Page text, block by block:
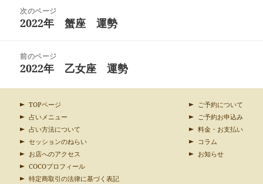
次のページ
前
稿:
2022年 蟹座 運勢
前のページ
次
投
稿:
2022年 乙女座 運勢
TOPページ
占いメニュー
占い方法について
セッションのねらい
お店へのアクセス
COCOプロフィール
ご予約について
ご予約お申込み
料金・お支払い
コラム
お知らせ
特定商取引の法律に基づく表記